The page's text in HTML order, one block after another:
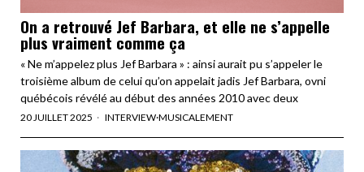
On a retrouvé Jef Barbara, et elle ne s’appelle
plus vraiment comme ça
« Ne m’appelez plus Jef Barbara » : ainsi aurait pu s’appeler le
troisième album de celui qu’on appelait jadis Jef Barbara, ovni
québécois révélé au début des années 2010 avec deux
20 JUILLET 2025 INTERVIEW·MUSICALEMENT